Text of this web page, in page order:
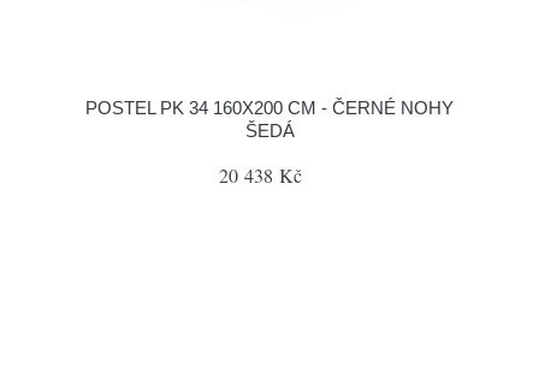
POSTEL PK 34 160X200 CM - ČERNÉ NOHY
ŠEDÁ
20 438 Kč